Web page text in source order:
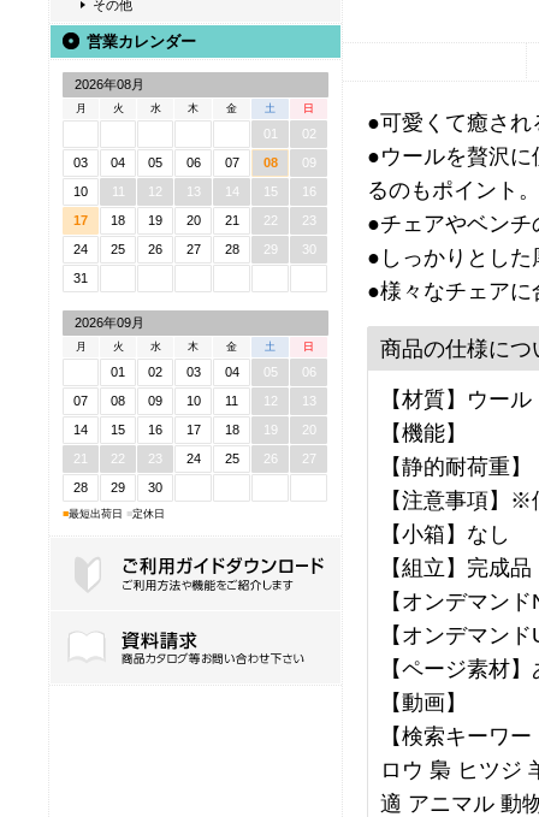
その他
営業カレンダー
2026年08月
月 火 水 木 金 土 日
01
02
03
04 05 06 07 08
09
10
11 12 13 14 15
16
17
18 19 20 21 22
23
24
25 26 27 28 29
30
31
2026年09月
月 火 水 木 金 土 日
01 02 03 04 05
06
07
08 09 10 11 12
13
14
15 16 17 18 19
20
21
22 23 24 25 26
27
28
29 30
■最短出荷日 ■定休日
●可愛くて癒さ
●ウールを贅沢
るのもポイント。
●チェアやベン
●しっかりとした
●様々なチェア
商品の仕様につ
【材質】ウー
【機能】
【静的耐荷重】
【注意事項】
【小箱】なし
【組立】完成品
【オンデマン
【オンデマン
【ページ素材
【動画】
【検索キーワ
ロウ 梟 ヒツジ
適 アニマル 動